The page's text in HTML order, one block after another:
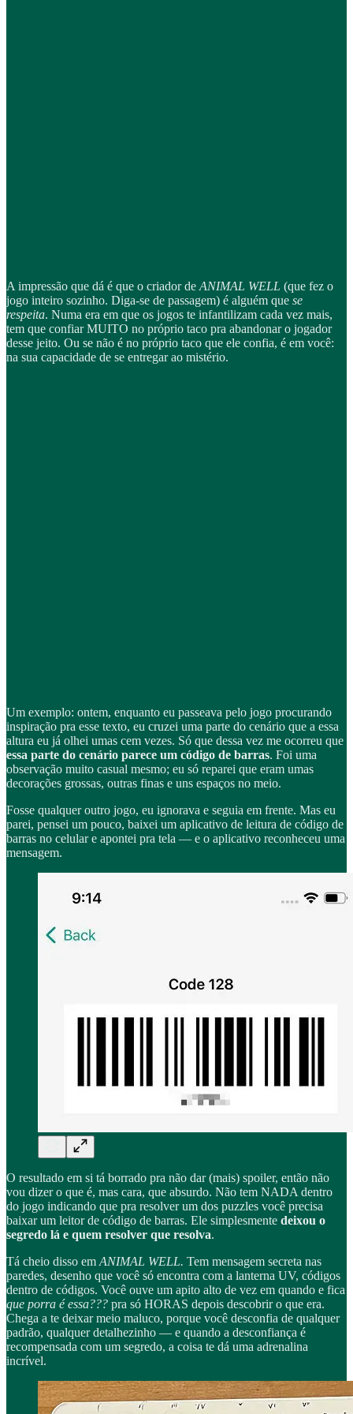
A impressão que dá é que o criador de ANIMAL WELL (que fez o
jogo inteiro sozinho. Diga-se de passagem) é alguém que se
respeita. Numa era em que os jogos te infantilizam cada vez mais,
tem que confiar MUITO no próprio taco pra abandonar o jogador
desse jeito. Ou se não é no próprio taco que ele confia, é em você:
na sua capacidade de se entregar ao mistério.
Um exemplo: ontem, enquanto eu passeava pelo jogo procurando
inspiração pra esse texto, eu cruzei uma parte do cenário que a essa
altura eu já olhei umas cem vezes. Só que dessa vez me ocorreu que
essa parte do cenário parece um código de barras. Foi uma
observação muito casual mesmo; eu só reparei que eram umas
decorações grossas, outras finas e uns espaços no meio.
Fosse qualquer outro jogo, eu ignorava e seguia em frente. Mas eu
parei, pensei um pouco, baixei um aplicativo de leitura de código de
barras no celular e apontei pra tela — e o aplicativo reconheceu uma
mensagem.
O resultado em si tá borrado pra não dar (mais) spoiler, então não
vou dizer o que é, mas cara, que absurdo. Não tem NADA dentro
do jogo indicando que pra resolver um dos puzzles você precisa
baixar um leitor de código de barras. Ele simplesmente deixou o
segredo lá e quem resolver que resolva.
Tá cheio disso em ANIMAL WELL. Tem mensagem secreta nas
paredes, desenho que você só encontra com a lanterna UV, códigos
dentro de códigos. Você ouve um apito alto de vez em quando e fica
que porra é essa??? pra só HORAS depois descobrir o que era.
Chega a te deixar meio maluco, porque você desconfia de qualquer
padrão, qualquer detalhezinho — e quando a desconfiança é
recompensada com um segredo, a coisa te dá uma adrenalina
incrível.